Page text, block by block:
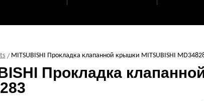
MITSUBISHI Прокладка клапанной крышки MITSUBISHI
Прокладка